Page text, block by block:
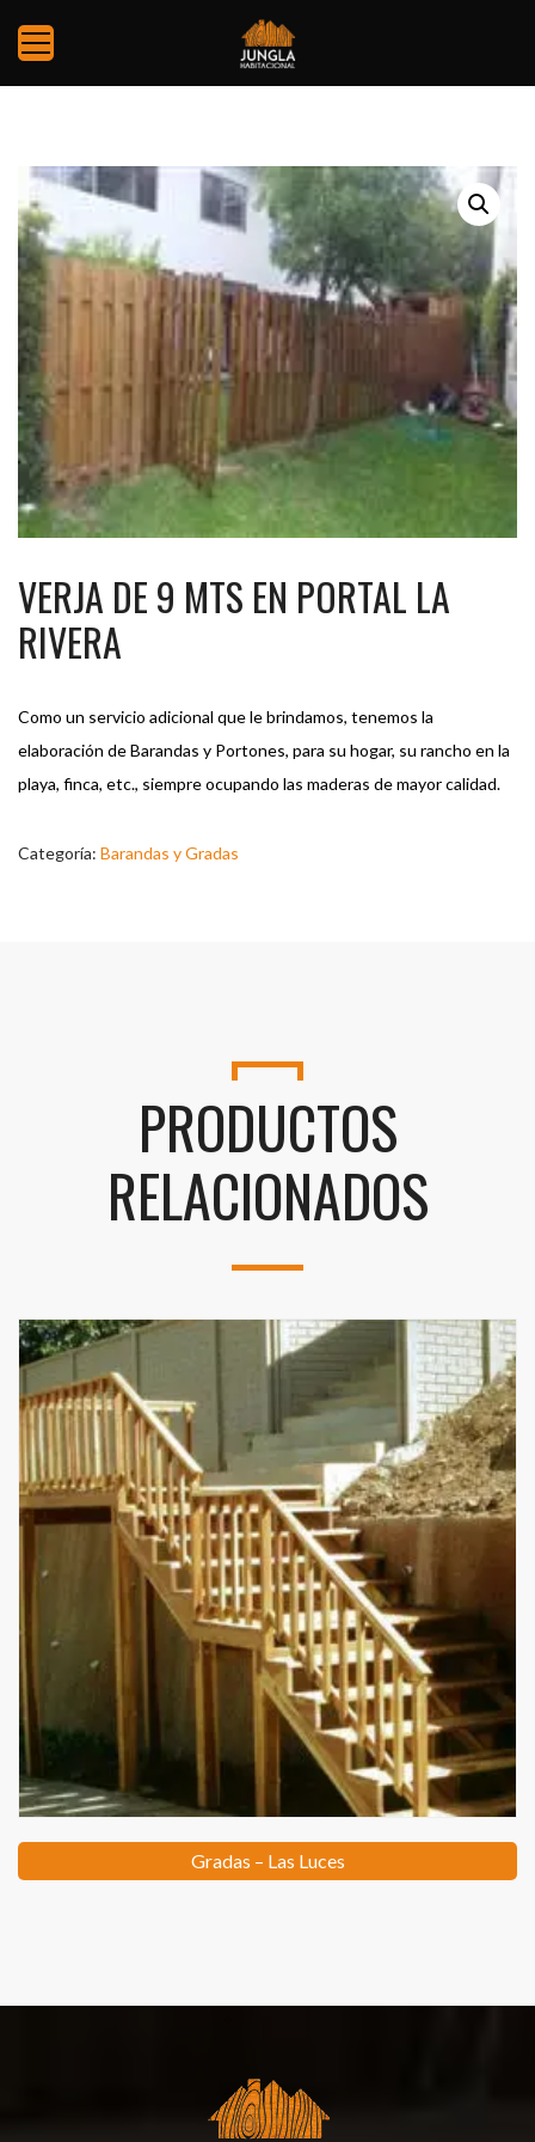
VERJA DE 9 MTS EN PORTAL LA
RIVERA
Como un servicio adicional que le brindamos, tenemos la
elaboración de Barandas y Portones, para su hogar, su rancho en la
playa, finca, etc., siempre ocupando las maderas de mayor calidad.
Categoría: Barandas y Gradas
PRODUCTOS
RELACIONADOS
Gradas – Las Luces